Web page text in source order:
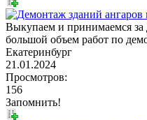
Выкупаем и принимаемся за
большой объем работ по
Екатеринбург
21.01.2024
Просмотров:
156
Запомнить!